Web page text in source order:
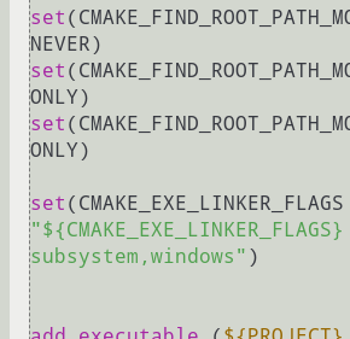
set
set
set
ONLY)
set
subsystem,windows" )